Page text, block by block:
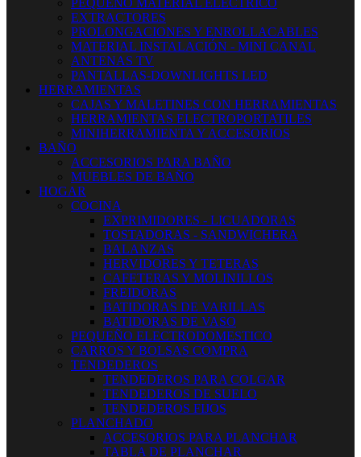
PEQUEÑO MATERIAL ELECTRICO
EXTRACTORES
PROLONGACIONES Y ENROLLACABLES
MATERIAL INSTALACIÓN - MINI CANAL
ANTENAS TV
PANTALLAS-DOWNLIGHTS LED
HERRAMIENTAS
CAJAS Y MALETINES CON HERRAMIENTAS
HERRAMIENTAS ELECTROPORTATILES
MINIHERRAMIENTA Y ACCESORIOS
BAÑO
ACCESORIOS PARA BAÑO
MUEBLES DE BAÑO
HOGAR
COCINA
EXPRIMIDORES - LICUADORAS
TOSTADORAS - SANDWICHERA
BALANZAS
HERVIDORES Y TETERAS
CAFETERAS Y MOLINILLOS
FREIDORAS
BATIDORAS DE VARILLAS
BATIDORAS DE VASO
PEQUEÑO ELECTRODOMESTICO
CARROS Y BOLSAS COMPRA
TENDEDEROS
TENDEDEROS PARA COLGAR
TENDEDEROS DE SUELO
TENDEDEROS FIJOS
PLANCHADO
ACCESORIOS PARA PLANCHAR
TABLA DE PLANCHAR